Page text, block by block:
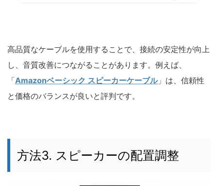
高品質なケーブルを使用することで、接続の安定性が向上
し、音質改善につながることがあります。例えば、
「Amazonベーシック スピーカーケーブル」は、信頼性
と価格のバランスが良いと評判です。
方法3. スピーカーの配置調整